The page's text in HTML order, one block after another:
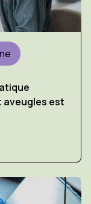
aveugles est